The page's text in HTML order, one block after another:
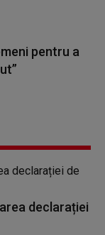
pentru a
declarației